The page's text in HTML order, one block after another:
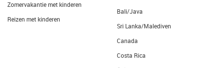
Zomervakantie met kinderen
Reizen met kinderen
Bali/Java
Sri Lanka/Malediven
Canada
Costa Rica